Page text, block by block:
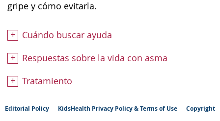
gripe y cómo evitarla.
Cuándo buscar ayuda
Respuestas sobre la vida con asma
Tratamiento
Editorial Policy KidsHealth Privacy Policy & Terms of Use Copyright